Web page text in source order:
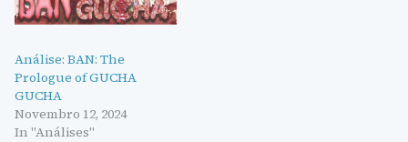
Análise: BAN: The
Prologue of GUCHA
GUCHA
Novembro 12, 2024
In "Análises"